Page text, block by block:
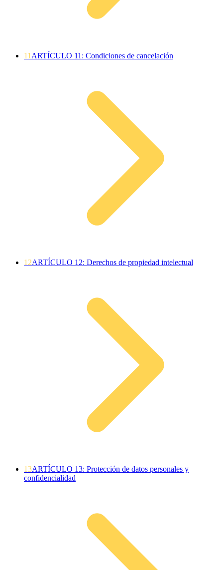
11 ARTÍCULO 11: Condiciones de cancelación
12ARTÍCULO 12: Derechos de propiedad intelectual
13ARTÍCULO 13: Protección de datos personales y
confidencialidad